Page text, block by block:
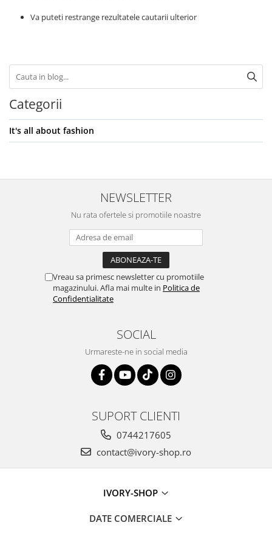
Va puteti restrange rezultatele cautarii ulterior
Categorii
It's all about fashion
NEWSLETTER
Nu rata ofertele si promotiile noastre
Vreau sa primesc newsletter cu promotiile
magazinului. Afla mai multe in Politica de
Confidentialitate
SOCIAL
Urmareste-ne in social media
SUPORT CLIENTI
0744217605
contact@ivory-shop.ro
IVORY-SHOP
DATE COMERCIALE